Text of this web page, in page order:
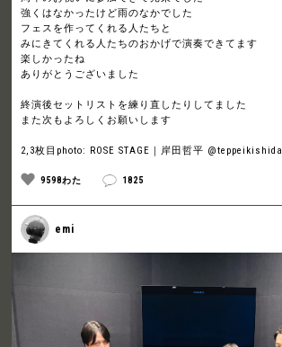
強くはなかったけど雨のなかでした
フェスを作ってくれる人たちと
みにきてくれる人たちのおかげで演奏できてます
楽しかったね
ありがとうございました
終演後セットリストを練り直したりしてました
また次もよろしくお願いします
2,3枚目photo: ROSE STAGE｜岸田哲平 @teppeikishida
9598わた 1825
emi